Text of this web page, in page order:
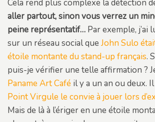
Cela rend plus complexe la détection
aller partout, sinon vous verrez un
peine représentatif… Par exemple, j’ai
sur un réseau social que John Sulo
étoile montante du stand-up français.
puis-je vérifier une telle affirmation ?
Paname Art Café il y a un an ou deux.
Point Virgule le convie à jouer lors
Mais de là à l’ériger en une étoile